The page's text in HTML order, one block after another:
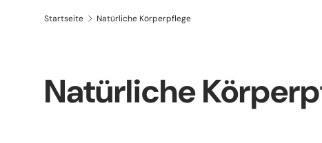
Startseite Natürliche Körperpflege
Natürliche